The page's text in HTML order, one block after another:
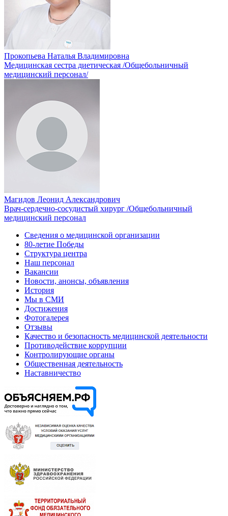
Прокопьева Наталья Владимировна
Медицинская сестра диетическая /Общебольничный
медицинский персонал/
Магидов Леонид Александрович
Врач-сердечно-сосудистый хирург /Общебольничный
медицинский персонал
Сведения о медицинской организации
80-летие Победы
Структура центра
Наш персонал
Вакансии
Новости, анонсы, объявления
История
Мы в СМИ
Достижения
Фотогалерея
Отзывы
Качество и безопасность медицинской деятельности
Противодействие коррупции
Контролирующие органы
Общественная деятельность
Наставничество